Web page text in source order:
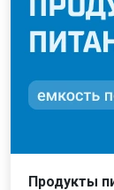
Продукты